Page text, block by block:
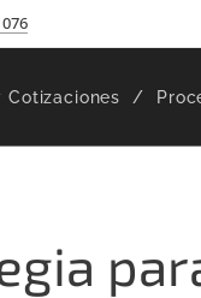
Cotizaciones